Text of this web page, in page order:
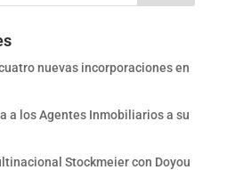
nuevas incorporaciones en
a los Agentes Inmobiliarios a su
Stockmeier con Doyou